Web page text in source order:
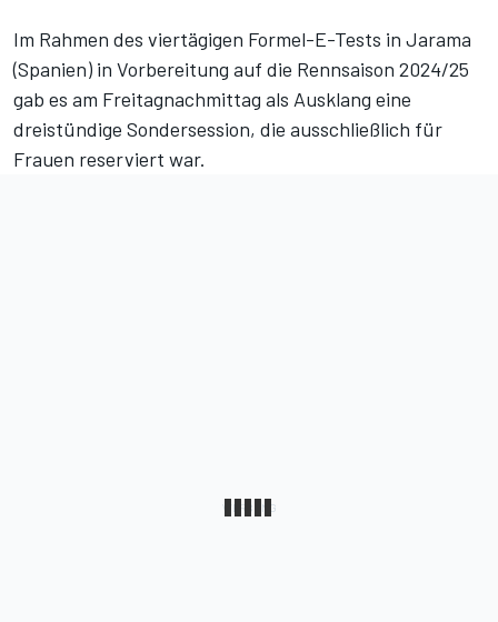
Im Rahmen des viertägigen Formel-E-Tests in Jarama
(Spanien) in Vorbereitung auf die Rennsaison 2024/25
gab es am Freitagnachmittag als Ausklang eine
dreistündige Sondersession, die ausschließlich für
Frauen reserviert war.